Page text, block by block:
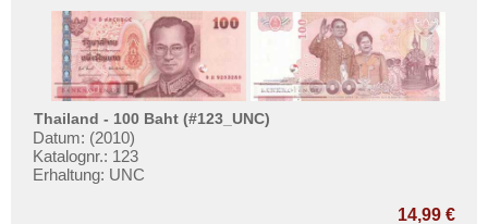
Thailand - 100 Baht (#123_UNC)
Datum: (2010)
Katalognr.: 123
Erhaltung: UNC
14,99 €